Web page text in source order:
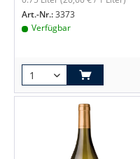
Art.-Nr.:3373
Verfügbar